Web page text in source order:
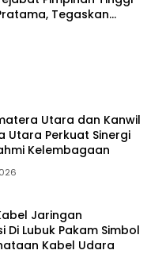
Tegaskan
Utara dan Kanwil
Utara Perkuat Sinergi
Kelembagaan
Jaringan
Di Lubuk Pakam Simbol
Kabel Udara